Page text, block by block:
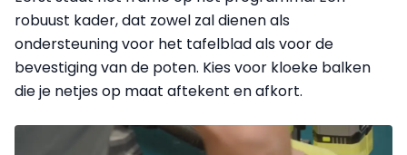
robuust kader, dat zowel zal dienen als
ondersteuning voor het tafelblad als voor de
bevestiging van de poten. Kies voor kloeke balken
die je netjes op maat aftekent en afkort.